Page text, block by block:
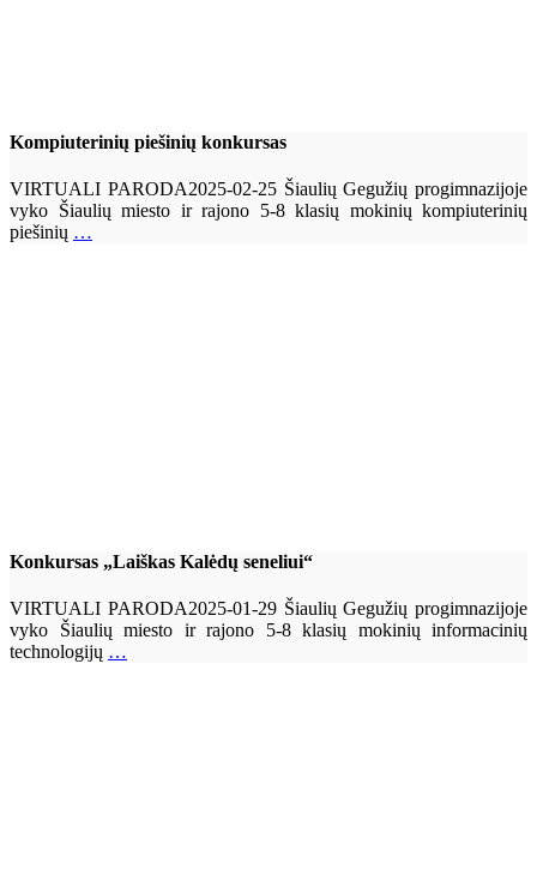
Kompiuterinių piešinių konkursas
VIRTUALI PARODA2025-02-25 Šiaulių Gegužių progimnazijoje
vyko Šiaulių miesto ir rajono 5-8 klasių mokinių kompiuterinių
piešinių …
Konkursas „Laiškas Kalėdų seneliui“
VIRTUALI PARODA2025-01-29 Šiaulių Gegužių progimnazijoje
vyko Šiaulių miesto ir rajono 5-8 klasių mokinių informacinių
technologijų …